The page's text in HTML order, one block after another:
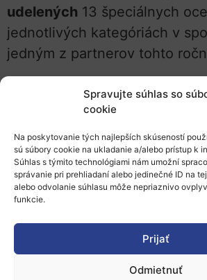
Spravujte súhlas so
cookie
Na poskytovanie tých najlepších skúseností
sú súbory cookie na ukladanie a/alebo prístup k
Súhlas s týmito technológiami nám umožní
správanie pri prehliadaní alebo jedinečné ID na
alebo odvolanie súhlasu môže nepriaznivo
funkcie.
Prijať
Odmietnuť
udelených 13 špeciálnych
jednotlivých kategóriách v
jedným z partnerov tohto
Top 10 startupovzíska
akceleračného a
európskej mobility. Využiť
ďalšie výhody:
väčšiu viditeľnosť
nové investície